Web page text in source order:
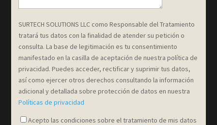
SURTECH SOLUTIONS LLC como Responsable del Tratamiento
tratará tus datos con la finalidad de atender su petición o
consulta. La base de legitimación es tu consentimiento
manifestado en la casilla de aceptación de nuestra política de
privacidad. Puedes acceder, rectificar y suprimir tus datos,
así como ejercer otros derechos consultando la información
adicional y detallada sobre protección de datos en nuestra
Políticas de privacidad
Acepto las condiciones sobre el tratamiento de mis datos